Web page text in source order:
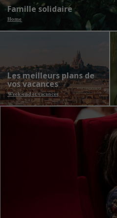
Famille solidaire
Home
Les meilleurs plans de
vos vacances
Week-end et vacances